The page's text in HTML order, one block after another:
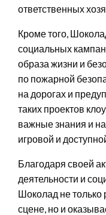
ответственных
Кроме того,
социальных
образа жизни и
по пожарной
на дорогах и
таких проектов
важные знания и
игровой и
Благодаря своей
деятельности и
Шоколад не только
сцене, но и